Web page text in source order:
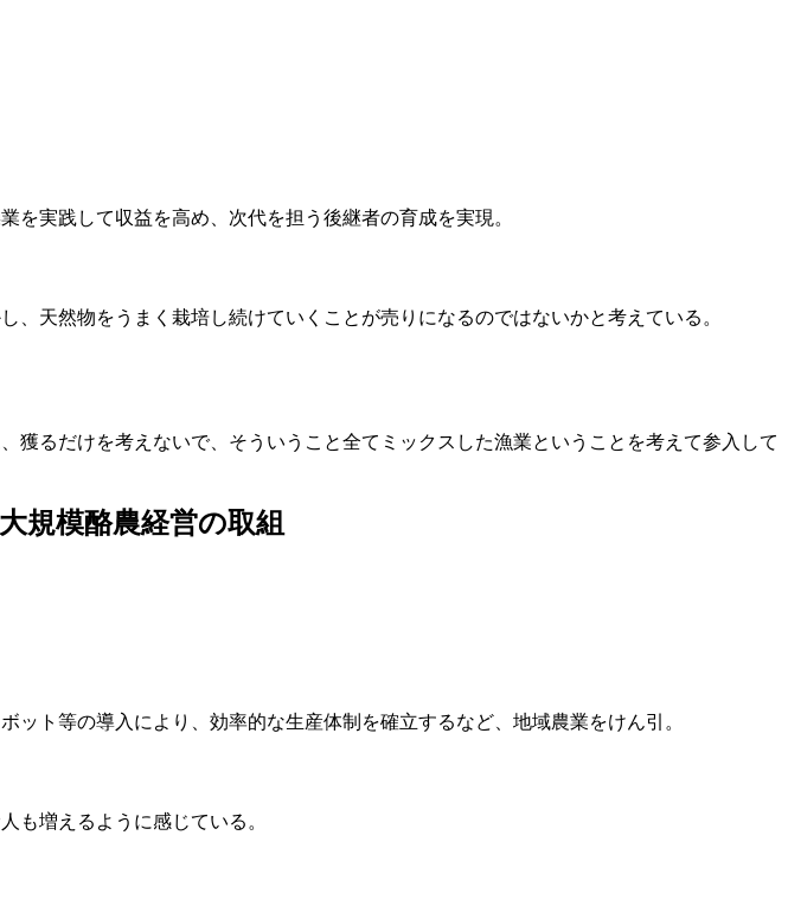
を実践して収益を高め、次代を担う後継者の育成を実現。
天然物をうまく栽培し続けていくことが売りになるのではないかと考えている。
るだけを考えないで、そういうこと全てミックスした漁業ということを考えて参入して
規模酪農経営の取組
ト等の導入により、効率的な生産体制を確立するなど、地域農業をけん引。
も増えるように感じている。